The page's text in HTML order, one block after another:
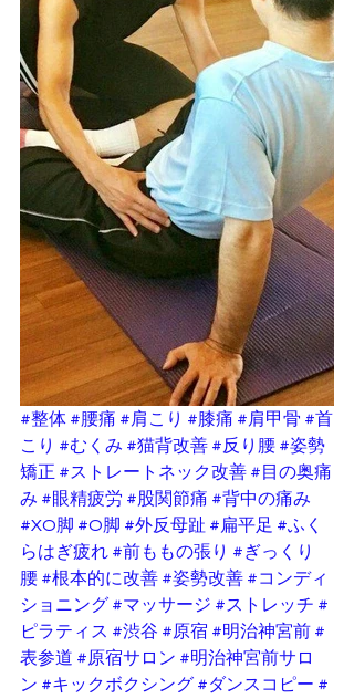
#整体 #腰痛 #肩こり #膝痛 #肩甲骨 #首
こり #むくみ #猫背改善 #反り腰 #姿勢
矯正 #ストレートネック改善 #目の奥痛
み #眼精疲労 #股関節痛 #背中の痛み
#XO脚 #O脚 #外反母趾 #扁平足 #ふく
らはぎ疲れ #前ももの張り #ぎっくり
腰 #根本的に改善 #姿勢改善 #コンディ
ショニング #マッサージ #ストレッチ #
ピラティス #渋谷 #原宿 #明治神宮前 #
表参道 #原宿サロン #明治神宮前サロ
ン #キックボクシング #ダンスコピー #